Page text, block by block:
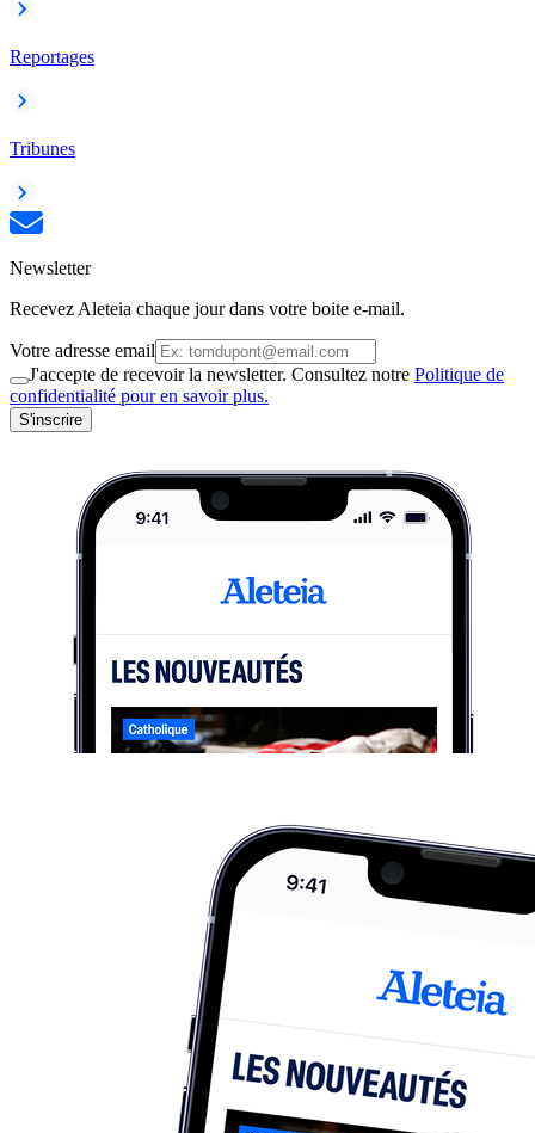
Reportages
Tribunes
Newsletter
Recevez Aleteia chaque jour dans votre boite e-mail.
Votre adresse email
J'accepte de recevoir la newsletter. Consultez notre Politique de
confidentialité pour en savoir plus.
S'inscrire